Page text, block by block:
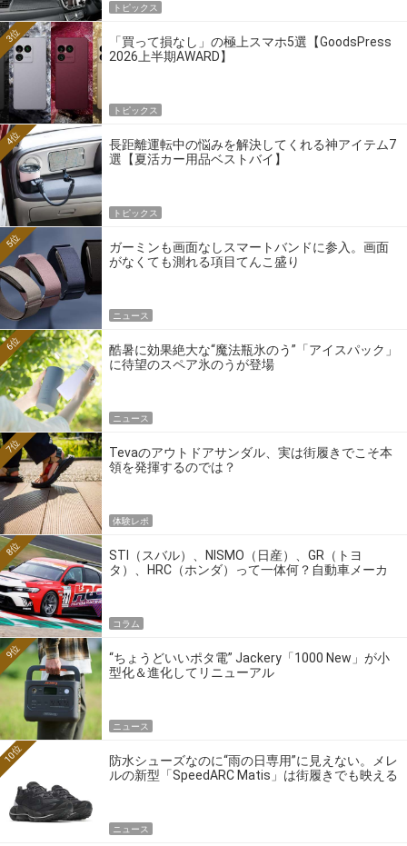
トピックス
「買って損なし」の極上スマホ5選【GoodsPress
2026上半期AWARD】
3位
トピックス
長距離運転中の悩みを解決してくれる神アイテム7
選【夏活カー用品ベストバイ】
4位
トピックス
ガーミンも画面なしスマートバンドに参入。画面
がなくても測れる項目てんこ盛り
5位
ニュース
酷暑に効果絶大な“魔法瓶氷のう”「アイスパック」
に待望のスペア氷のうが登場
6位
ニュース
Tevaのアウトドアサンダル、実は街履きでこそ本
領を発揮するのでは？
7位
体験レポ
STI（スバル）、NISMO（日産）、GR（トヨ
タ）、HRC（ホンダ）って一体何？自動車メーカ
8位
コラム
“ちょうどいいポタ電” Jackery「1000 New」が小
型化＆進化してリニューアル
9位
ニュース
防水シューズなのに“雨の日専用”に見えない。メレ
ルの新型「SpeedARC Matis」は街履きでも映える
10位
ニュース